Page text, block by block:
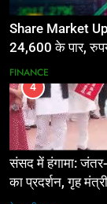
Share Market
24,600 के पार,
FINANCE
4
संसद में हंगामा: जंतर-
का प्रदर्शन, गृह